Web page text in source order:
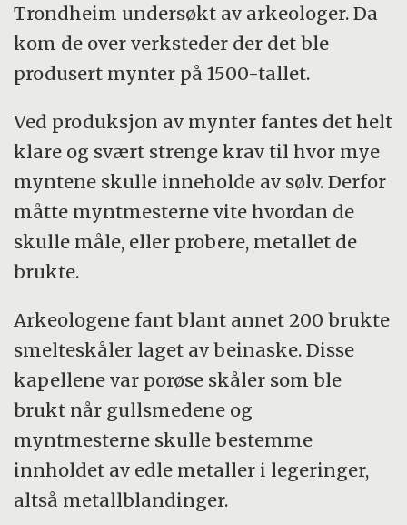
Trondheim undersøkt av arkeologer. Da
kom de over verksteder der det ble
produsert mynter på 1500-tallet.
Ved produksjon av mynter fantes det helt
klare og svært strenge krav til hvor mye
myntene skulle inneholde av sølv. Derfor
måtte myntmesterne vite hvordan de
skulle måle, eller probere, metallet de
brukte.
Arkeologene fant blant annet 200 brukte
smelteskåler laget av beinaske. Disse
kapellene var porøse skåler som ble
brukt når gullsmedene og
myntmesterne skulle bestemme
innholdet av edle metaller i legeringer,
altså metallblandinger.